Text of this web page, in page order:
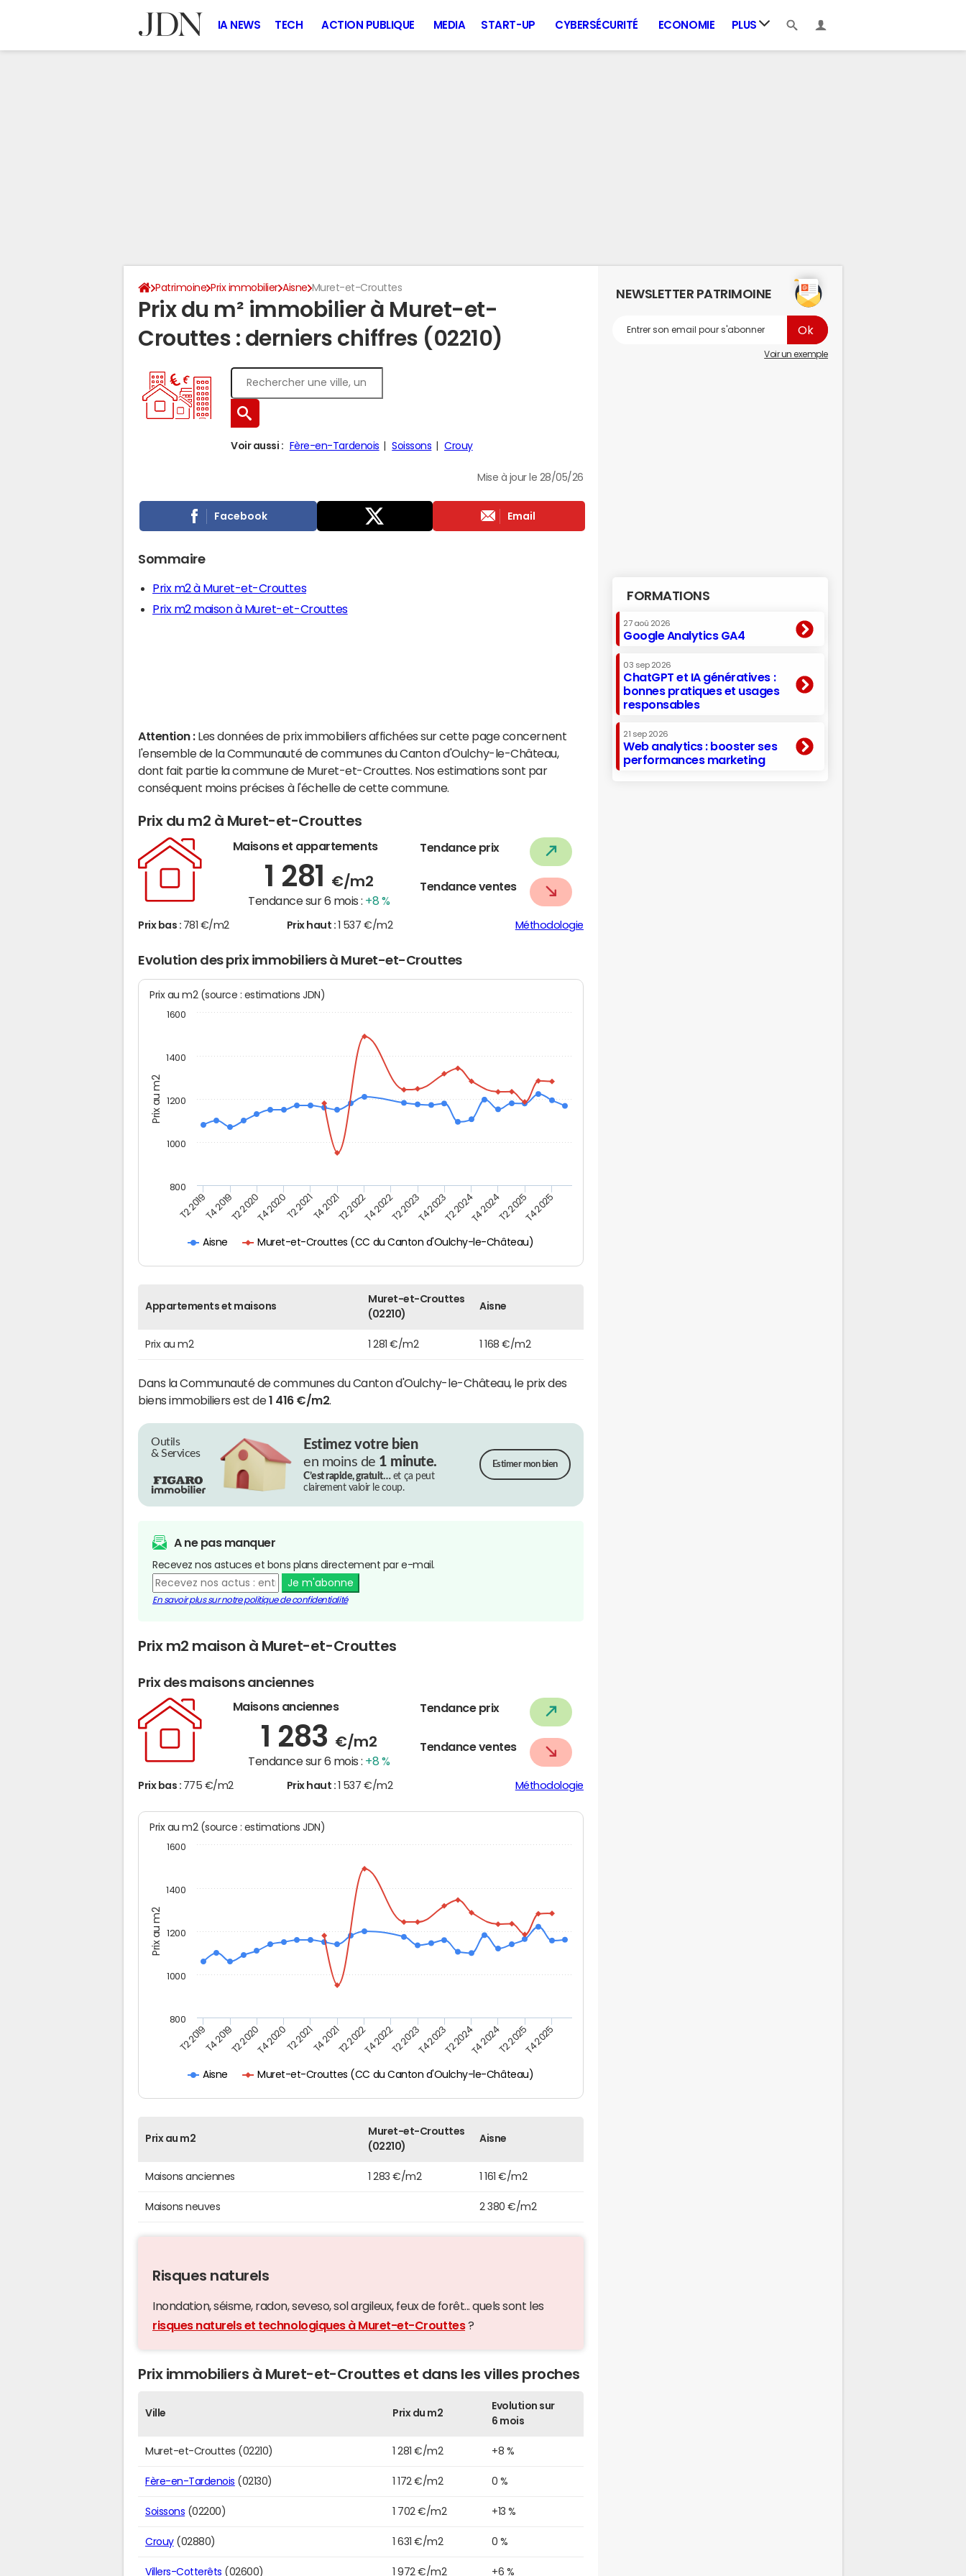
IA NEWS TECH ACTION PUBLIQUE MEDIA START-UP CYBERSÉCURITÉ ECONOMIE PLUS
Patrimoine Prix immobilier Aisne Muret-et-Crouttes
Prix du m² immobilier à Muret-et-
Crouttes : derniers chiffres (02210)
Voir aussi : Fère-en-Tardenois Soissons Crouy
Mise à jour le 28/05/26
Facebook Email
Sommaire
Prix m2 à Muret-et-Crouttes
Prix m2 maison à Muret-et-Crouttes
Attention : Les données de prix immobiliers affichées sur cette page concernent
l'ensemble de la Communauté de communes du Canton d'Oulchy-le-Château,
dont fait partie la commune de Muret-et-Crouttes. Nos estimations sont par
conséquent moins précises à l'échelle de cette commune.
Prix du m2 à Muret-et-Crouttes
Maisons et appartements
1 281 €/m2
Tendance sur 6 mois : +8 %
Tendance prix
Tendance ventes
Prix bas : 781 €/m2 Prix haut : 1 537 €/m2 Méthodologie
Evolution des prix immobiliers à Muret-et-Crouttes
Prix au m2
Prix au m2 (source : estimations JDN)
Aisne Muret-et-Crouttes (CC du Canton d'Oulchy-le-Château)
T2 2019T4 2019T2 2020T4 2020T2 2021T4 2021T2 2022T4 2022T2 2023T4 2023T2 2024T4 2024T2 2025T4 2025
800
1000
1200
1400
1600
Appartements et maisons
Muret-et-Crouttes
(02210)
Aisne
Prix au m2 1 281 €/m2 1 168 €/m2
Dans la Communauté de communes du Canton d'Oulchy-le-Château, le prix des
biens immobiliers est de1 416 €/m2
Outils
& Services
Estimez votre bien
en moins de 1 minute.
C’est rapide, gratuit…et ça peut
clairement valoir le coup.
Estimer mon bien
A ne pas manquer
Recevez nos astuces et bons plans directement par e-mail.
Je m'abonne
En savoir plus sur notre politique de confidentialité
Prix m2 maison à Muret-et-Crouttes
Prix des maisons anciennes
Maisons anciennes
1 283 €/m2
Tendance sur 6 mois : +8 %
Tendance prix
Tendance ventes
Prix bas : 775 €/m2 Prix haut : 1 537 €/m2 Méthodologie
Prix au m2
Prix au m2 (source : estimations JDN)
Aisne Muret-et-Crouttes (CC du Canton d'Oulchy-le-Château)
T2 2019T4 2019T2 2020T4 2020T2 2021T4 2021T2 2022T4 2022T2 2023T4 2023T2 2024T4 2024T2 2025T4 2025
800
1000
1200
1400
1600
Prix au m2
Muret-et-Crouttes
(02210)
Aisne
Maisons anciennes 1 283 €/m2 1 161 €/m2
Maisons neuves 2 380 €/m2
Risques naturels
Inondation, séisme, radon, seveso, sol argileux, feux de forêt... quels sont les
risques naturels et technologiques à Muret-et-Crouttes?
Prix immobiliers à Muret-et-Crouttes et dans les villes proches
Ville Prix du m2
Evolution sur
6 mois
Muret-et-Crouttes (02210) 1 281 €/m2 +8 %
Fère-en-Tardenois (02130) 1 172 €/m2 0 %
Soissons (02200) 1 702 €/m2 +13 %
Crouy(02880) 1 631 €/m2 0 %
Villers-Cotterêts (02600) 1 972 €/m2 +6 %
NEWSLETTER PATRIMOINE
Voir un exemple
FORMATIONS
27 aoû 2026
Google Analytics GA4
03 sep 2026
ChatGPT et IA génératives :
bonnes pratiques et usages
responsables
21 sep 2026
Web analytics : booster ses
performances marketing